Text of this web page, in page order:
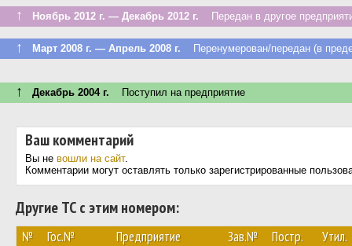
↑ Ноябрь 2012 г. — Декабрь 2012 г. Передан в другое
↑ Март 2008 г. — Апрель 2008 г. Перенумерован/передан (в
↑ Декабрь 2004 г. Поступил на предприятие
Ваш комментарий
Вы не вошли на сайт.
Комментарии могут оставлять только зарегистрированные
Другие ТС с этим номером:
№ Гос.№ Предприятие Зав.№ Постр. Утил.